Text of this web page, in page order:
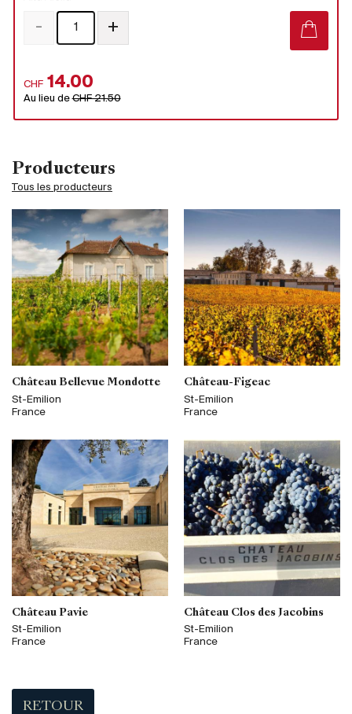
Producteurs
Tous les producteurs
Château Bellevue Mondotte
St-Emilion
France
Château-Figeac
St-Emilion
France
Château Pavie
St-Emilion
France
Château Clos des Jacobins
St-Emilion
France
RETOUR
CHF 14.00
Au lieu deCHF 21.50
- +